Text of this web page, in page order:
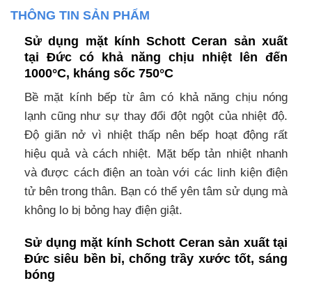
THÔNG TIN SẢN PHẨM
Sử dụng mặt kính Schott Ceran sản xuất
tại Đức có khả năng chịu nhiệt lên đến
1000°C, kháng sốc 750°C
Bề mặt kính bếp từ âm có khả năng chịu nóng
lạnh cũng như sự thay đổi đột ngột của nhiệt độ.
Độ giãn nở vì nhiệt thấp nên bếp hoạt động rất
hiệu quả và cách nhiệt. Mặt bếp tản nhiệt nhanh
và được cách điện an toàn với các linh kiện điện
tử bên trong thân. Bạn có thể yên tâm sử dụng mà
không lo bị bỏng hay điện giật.
Sử dụng mặt kính Schott Ceran sản xuất tại
Đức siêu bền bỉ, chống trầy xước tốt, sáng
bóng